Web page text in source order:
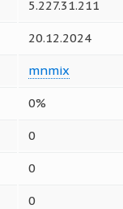
5.227.31.211
20.12.2024
mnmix
0%
0
0
0